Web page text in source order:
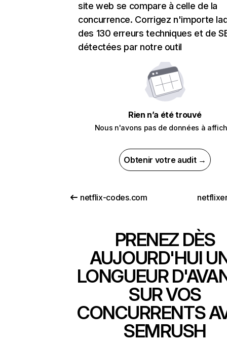
site web se compare à celle de la
concurrence. Corrigez n'importe
des 130 erreurs techniques et de
détectées par notre outil
Rien n’a été trouvé
Nous n'avons pas de données à
Obtenir votre audit →
netflix-codes.com
PRENEZ DÈS
AUJOURD'HUI
LONGUEUR
SUR VOS
CONCURRENTS
SEMRUSH